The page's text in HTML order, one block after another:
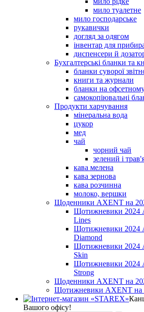
мило туалетне
мило господарське
рукавички
догляд за одягом
інвентар для
диспенсери й
Бухгалтерські бланки та
бланки суворої
книги та журнали
бланки на
самокопіювальні
Продукти харчування
мінеральна вода
цукор
мед
чай
чорний чай
зелений і
кава мелена
кава зернова
кава розчинна
молоко, вершки
Щоденники AXENT на
Щотижневики 2024
Lines
Щотижневики 2024
Diamond
Щотижневики 2024
Skin
Щотижневики 2024
Strong
Щоденники AXENT на
Щотижневики AXENT на
Вашого офісу!